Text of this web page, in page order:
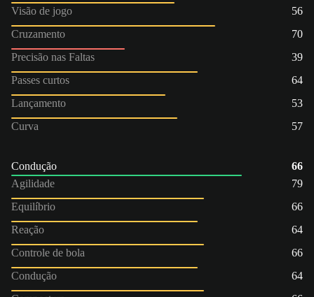
Visão de jogo
56
Cruzamento
70
Precisão nas Faltas
39
Passes curtos
64
Lançamento
53
Curva
57
Condução
66
Agilidade
79
Equilíbrio
66
Reação
64
Controle de bola
66
Condução
64